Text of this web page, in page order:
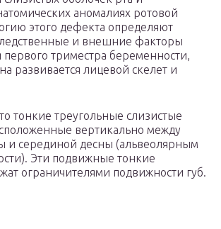
аномалиях ротовой
этого дефекта определяют
и внешние факторы
первого триместра беременности,
развивается лицевой скелет и
тонкие треугольные слизистые
вертикально между
и серединой десны (альвеолярным
Эти подвижные тонкие
ограничителями подвижности губ.